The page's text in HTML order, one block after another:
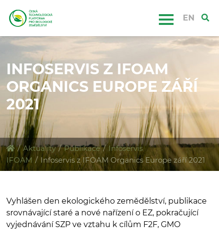
EN
INFOSERVIS Z IFOAM
ORGANICS EUROPE ZÁŘÍ
2021
/ Aktuality / Publikace / Infoservis
IFOAM / Infoservis z IFOAM Organics Europe září 2021
Vyhlášen den ekologického zemědělství, publikace
srovnávající staré a nové nařízení o EZ, pokračující
vyjednávání SZP ve vztahu k cílům F2F, GMO